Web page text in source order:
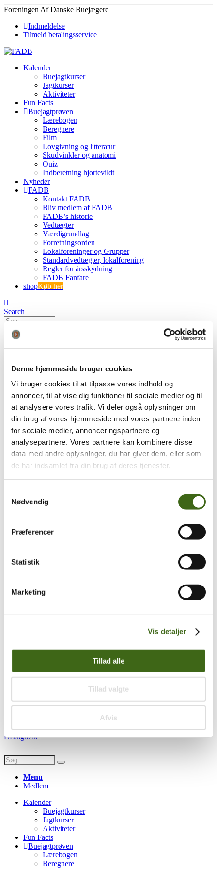
Denne hjemmeside bruger cookies
Vi bruger cookies til at tilpasse vores indhold og
annoncer, til at vise dig funktioner til sociale medier og til
at analysere vores trafik. Vi deler også oplysninger om
din brug af vores hjemmeside med vores partnere inden
for sociale medier, annonceringspartnere og
analysepartnere. Vores partnere kan kombinere disse
data med andre oplysninger, du har givet dem, eller som
de har indsamlet fra din brug af deres tjenester.
Nødvendig
Præferencer
Statistik
Marketing
Vis detaljer
Tillad alle
Tillad valgte
Afvis
Foreningen Af Danske Buejægere|
Indmeldelse
Tilmeld betalingsservice
Kalender
Buejagtkurser
Jagtkurser
Aktiviteter
Fun Facts
Buejagtprøven
Lærebogen
Beregnere
Film
Lovgivning og litteratur
Skudvinkler og anatomi
Quiz
Indberetning hjortevildt
Nyheder
FADB
Kontakt FADB
Bliv medlem af FADB
FADB’s historie
Vedtægter
Værdigrundlag
Forretningsorden
Lokalforeninger og Grupper
Standardvedtægter, lokalforening
Regler for årsskydning
FADB Fanfare
shopKøb her
Search
FADB
Årets buejægerfest - en stor succes
IMG_2660
Træk og slip
Foreningen af Danske Buejægere (FADB)
Populære sider
Vedtægter
Lokalforeninger
Uddannelsesmateriale
Vigtigt
Persondatapolitik
© Copyright FADB - All Rights Reserved -Hjemmeside design af
HDsign.dk
Menu
Medlem
Kalender
Buejagtkurser
Jagtkurser
Aktiviteter
Fun Facts
Buejagtprøven
Lærebogen
Beregnere